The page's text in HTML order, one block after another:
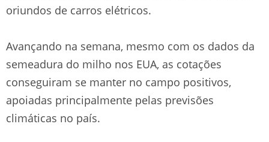
oriundos de carros elétricos.
Avançando na semana, mesmo com os dados da
semeadura do milho nos EUA, as cotações
conseguiram se manter no campo positivos,
apoiadas principalmente pelas previsões
climáticas no país.